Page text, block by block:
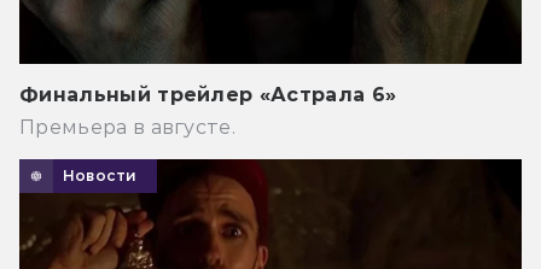
Финальный трейлер «Астрала 6»
Премьера в августе.
Новости